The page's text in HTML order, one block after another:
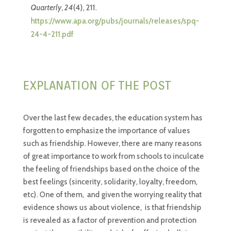
Quarterly,24(4), 211.
https://www.apa.org/pubs/journals/releases/spq-
24-4-211.pdf
EXPLANATION OF THE POST
Over the last few decades, the education system has
forgotten to emphasize the importance of values
such as friendship. However, there are many reasons
of great importance to work from schools to inculcate
the feeling of friendships based on the choice of the
best feelings (sincerity, solidarity, loyalty, freedom,
etc). One of them, and given the worrying reality that
evidence shows us about violence, is that friendship
is revealed as a factor of prevention and protection